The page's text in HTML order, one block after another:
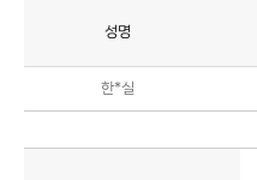
성명
한*실